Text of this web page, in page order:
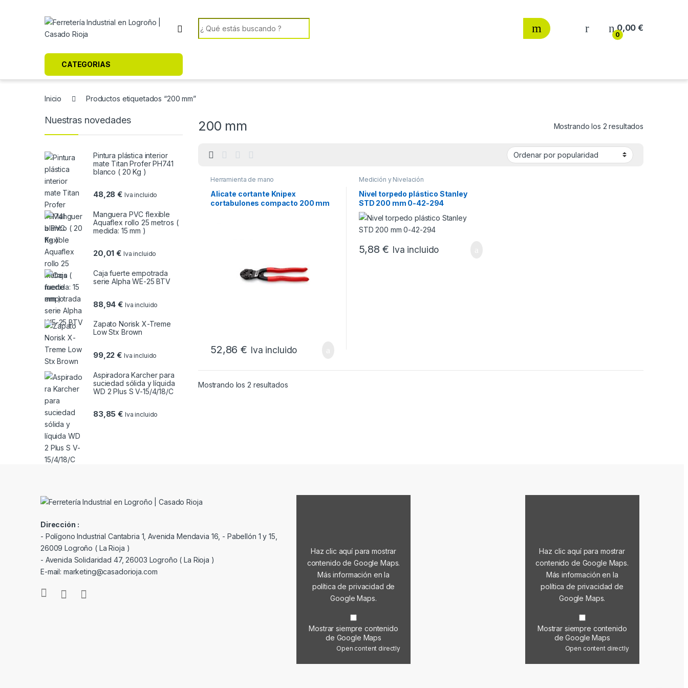
Search for:
0
0,00€
CATEGORIAS
Inicio Productos etiquetados “200 mm”
200 mm Mostrando los 2 resultados
Herramienta de mano
Alicate cortante Knipex
cortabulones compacto 200 mm
52,86€ Iva incluido
Medición y Nivelación
Nivel torpedo plástico Stanley
STD 200 mm 0-42-294
5,88€ Iva incluido
Mostrando los 2 resultadosOrdenado por popularidad
Nuestras novedades
Pintura plástica interior
mate Titan Profer PH741
blanco ( 20 Kg )
48,28€ Iva incluido
Manguera PVC flexible
Aquaflex rollo 25 metros (
medida: 15 mm )
20,01€ Iva incluido
Caja fuerte empotrada
serie Alpha WE-25 BTV
88,94€ Iva incluido
Zapato Norisk X-Treme
Low Stx Brown
99,22€ Iva incluido
Aspiradora Karcher para
suciedad sólida y líquida
WD 2 Plus S V-15/4/18/C
83,85€ Iva incluido
Dirección :
- Polígono Industrial Cantabria 1, Avenida Mendavia 16, - Pabellón 1 y 15,
26009 Logroño ( La Rioja )
- Avenida Solidaridad 47, 26003 Logroño ( La Rioja )
E-mail: marketing@casadorioja.com
Haz clic aquí para mostrar
contenido de Google Maps.
Más información en la
política de privacidad de
Google Maps.
Mostrar siempre contenido
de Google Maps
Open content directly
Haz clic aquí para mostrar
contenido de Google Maps.
Más información en la
política de privacidad de
Google Maps.
Mostrar siempre contenido
de Google Maps
Open content directly